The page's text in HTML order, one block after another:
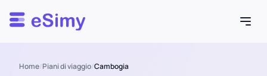
Esimy
Home/Piani di viaggio/Cambogia